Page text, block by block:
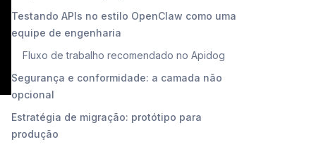
Testando APIs no estilo OpenClaw como uma
equipe de engenharia
Fluxo de trabalho recomendado no Apidog
Segurança e conformidade: a camada não
opcional
Estratégia de migração: protótipo para
produção